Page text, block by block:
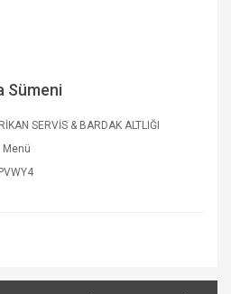
Sümeni
SERVİS & BARDAK ALTLIĞI
Menü